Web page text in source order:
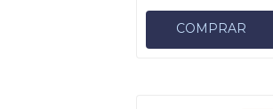
COMPRAR